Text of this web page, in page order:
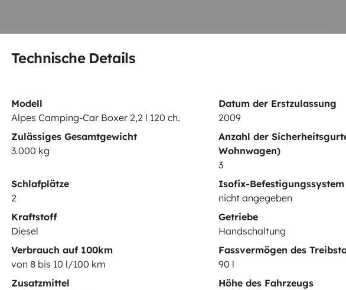
Technische Details
Modell
Alpes Camping-Car Boxer 2,2 l 120 ch.
Datum der Erstzulassung
2009
Zulässiges Gesamtgewicht
3.000 kg
Anzahl der
Wohnwagen)
3
Schlafplätze
2
Isofix-Befestigungssystem
nicht angegeben
Kraftstoff
Diesel
Getriebe
Handschaltung
Verbrauch auf 100km
von 8 bis 10 l/100 km
Fassvermögen des
90 l
Zusatzmittel
Höhe des Fahrzeugs
sem pressas apenas a estrada, as paisagens
forma única.
1
cm
Täglicher Bedarf
Geschwindigkeitsregelung
Rückfahrkamera
Ausstattungselementen